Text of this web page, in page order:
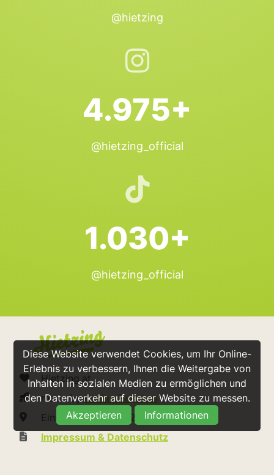
Diese Website verwendet Cookies, um Ihr Online-
Erlebnis zu verbessern, Ihnen die Weitergabe von
Inhalten in sozialen Medien zu ermöglichen und
den Datenverkehr auf dieser Website zu messen.
Akzeptieren
Informationen
@hietzing
4.975+
@hietzing_official
1.030+
@hietzing_official
Hietzing.at
made byOnline Raketen
Einsiedeleigasse 2/2/7 1130 Wien
Impressum & Datenschutz